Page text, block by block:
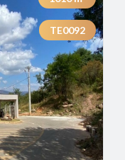
TE0092